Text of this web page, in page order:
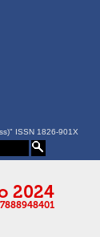
ISSN 1826-901X
2024